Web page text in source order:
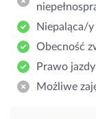
Niepaląca/y
Obecność
Prawo jazdy
Możliwe